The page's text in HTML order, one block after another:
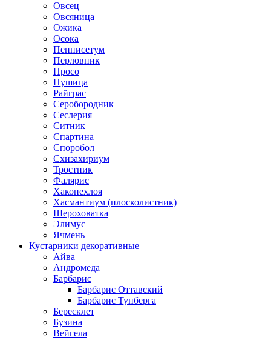
Овсец
Овсяница
Ожика
Осока
Пеннисетум
Перловник
Просо
Пушица
Райграс
Серобородник
Сеслерия
Ситник
Спартина
Споробол
Схизахириум
Тростник
Фалярис
Хаконехлоя
Хасмантиум (плосколистник)
Шероховатка
Элимус
Ячмень
Кустарники декоративные
Айва
Андромеда
Барбарис
Барбарис Оттавский
Барбарис Тунберга
Бересклет
Бузина
Вейгела